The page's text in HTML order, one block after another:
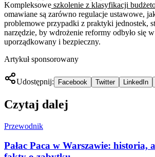
Kompleksowe szkolenie z klasyfikacji
omawiane są zarówno regulacje ustawowe,
problemowe przypadki z praktyki jednostek,
narzędzie, by wdrożenie reformy odbyło się
uporządkowany i bezpieczny.
Artykuł sponsorowany
Udostępnij: Facebook Twitter LinkedIn
Czytaj dalej
Przewodnik
Pałac Paca w Warszawie: historia,